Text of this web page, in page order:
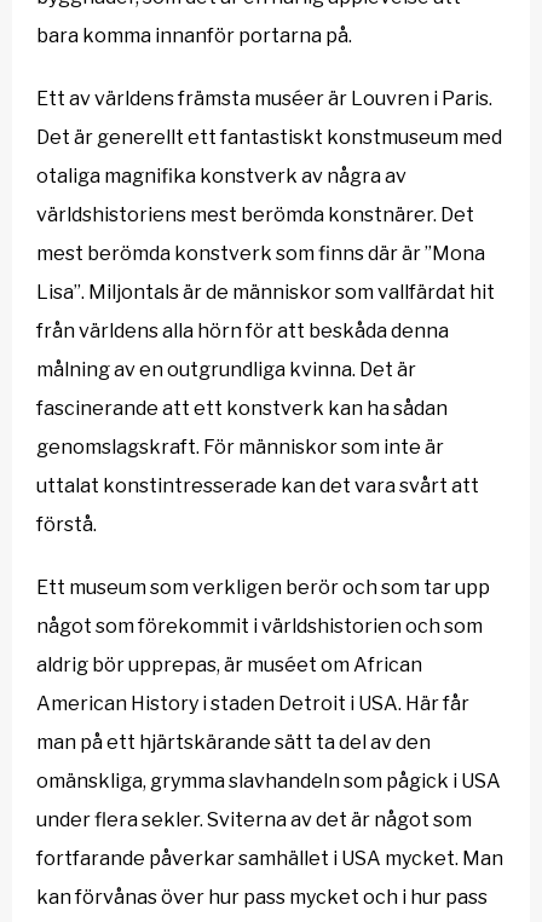
bara komma innanför portarna på.
Ett av världens främsta muséer är Louvren i Paris.
Det är generellt ett fantastiskt konstmuseum med
otaliga magnifika konstverk av några av
världshistoriens mest berömda konstnärer. Det
mest berömda konstverk som finns där är ”Mona
Lisa”. Miljontals är de människor som vallfärdat hit
från världens alla hörn för att beskåda denna
målning av en outgrundliga kvinna. Det är
fascinerande att ett konstverk kan ha sådan
genomslagskraft. För människor som inte är
uttalat konstintresserade kan det vara svårt att
förstå.
Ett museum som verkligen berör och som tar upp
något som förekommit i världshistorien och som
aldrig bör upprepas, är muséet om African
American History i staden Detroit i USA. Här får
man på ett hjärtskärande sätt ta del av den
omänskliga, grymma slavhandeln som pågick i USA
under flera sekler. Sviterna av det är något som
fortfarande påverkar samhället i USA mycket. Man
kan förvånas över hur pass mycket och i hur pass